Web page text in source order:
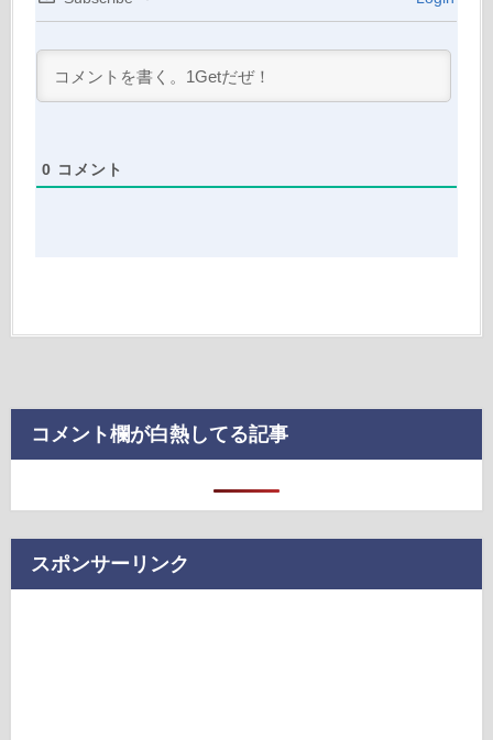
0 コメント
コメント欄が白熱してる記事
スポンサーリンク